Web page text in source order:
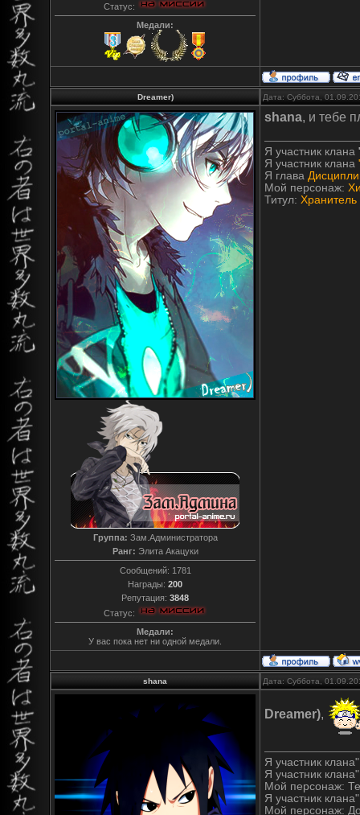
Статус:
Медали:
Dreamer) Дата: Суббота,
Группа: Зам.Администратора
Ранг: Элита Акацуки
Сообщений: 1781
Награды: 200
Репутация: 3848
Статус:
Медали:
У вас пока нет ни одной медали.
shana, и тебе
Я участник клана
Я участник клана
Я глава
Мой персонаж:
Титул: Хранитель
shana Дата: Суббота,
Dreamer),
Я участник
Я участник
Мой персонаж:
Я участник
Мой персонаж: